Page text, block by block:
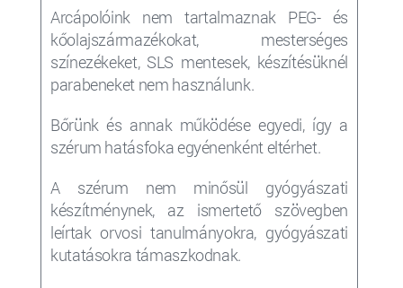
Arcápolóink nem tartalmaznak PEG- és
kőolajszármazékokat, mesterséges
színezékeket, SLS mentesek, készítésüknél
parabeneket nem használunk.
Bőrünk és annak működése egyedi, így a
szérum hatásfoka egyénenként eltérhet.
A szérum nem minősül gyógyászati
készítménynek, az ismertető szövegben
leírtak orvosi tanulmányokra, gyógyászati
kutatásokra támaszkodnak.